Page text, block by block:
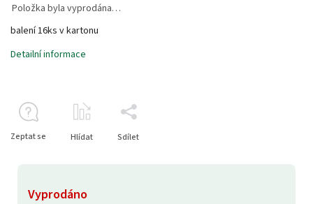
Vyprodáno
Položka byla vyprodána…
balení 16ks v kartonu
Detailní informace
Zeptat se Hlídat Sdílet